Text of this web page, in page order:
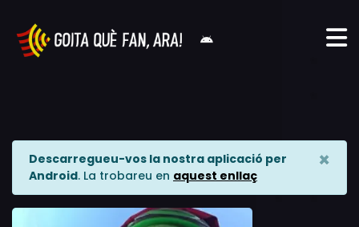
Descarregueu-vos la nostra aplicació per
Android. La trobareu en aquest enllaç
×